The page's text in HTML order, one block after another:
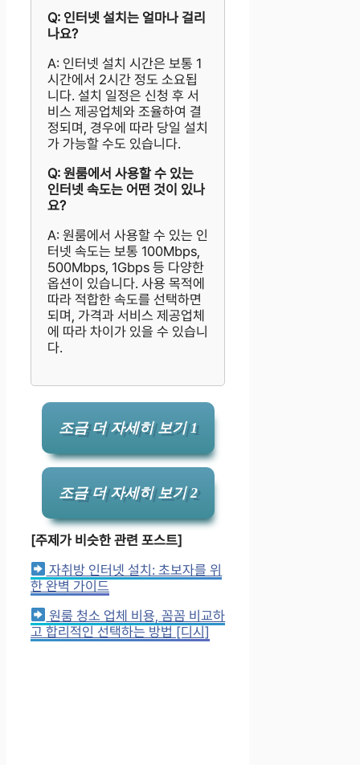
Q: 인터넷 설치는 얼마나 걸리
나요?
A: 인터넷 설치 시간은 보통 1
시간에서 2시간 정도 소요됩
니다. 설치 일정은 신청 후 서
비스 제공업체와 조율하여 결
정되며, 경우에 따라 당일 설치
가 가능할 수도 있습니다.
Q: 원룸에서 사용할 수 있는
인터넷 속도는 어떤 것이 있나
요?
A: 원룸에서 사용할 수 있는 인
터넷 속도는 보통 100Mbps,
500Mbps, 1Gbps 등 다양한
옵션이 있습니다. 사용 목적에
따라 적합한 속도를 선택하면
되며, 가격과 서비스 제공업체
에 따라 차이가 있을 수 있습니
다.
조금 더 자세히 보기 1
조금 더 자세히 보기 2
[주제가 비슷한 관련 포스트]
자취방 인터넷 설치: 초보자를 위
한 완벽 가이드
원룸 청소 업체 비용, 꼼꼼 비교하
고 합리적인 선택하는 방법 [디시]